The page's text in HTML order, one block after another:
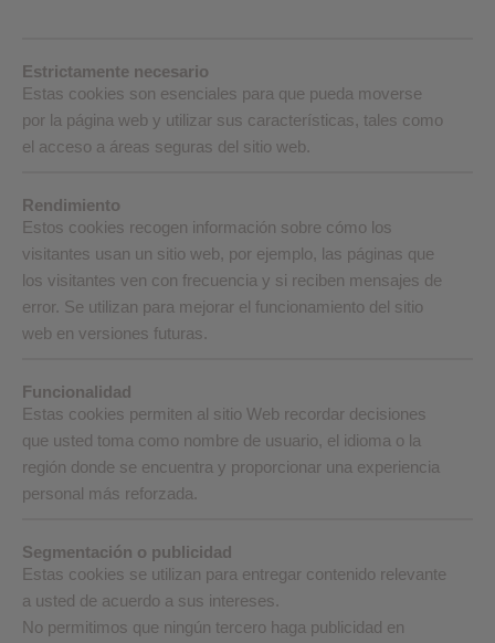
Estrictamente necesario
Estas cookies son esenciales para que pueda moverse
por la página web y utilizar sus características, tales como
el acceso a áreas seguras del sitio web.
Rendimiento
Estos cookies recogen información sobre cómo los
visitantes usan un sitio web, por ejemplo, las páginas que
los visitantes ven con frecuencia y si reciben mensajes de
error. Se utilizan para mejorar el funcionamiento del sitio
web en versiones futuras.
Funcionalidad
Estas cookies permiten al sitio Web recordar decisiones
que usted toma como nombre de usuario, el idioma o la
región donde se encuentra y proporcionar una experiencia
personal más reforzada.
Segmentación o publicidad
Estas cookies se utilizan para entregar contenido relevante
a usted de acuerdo a sus intereses.
No permitimos que ningún tercero haga publicidad en